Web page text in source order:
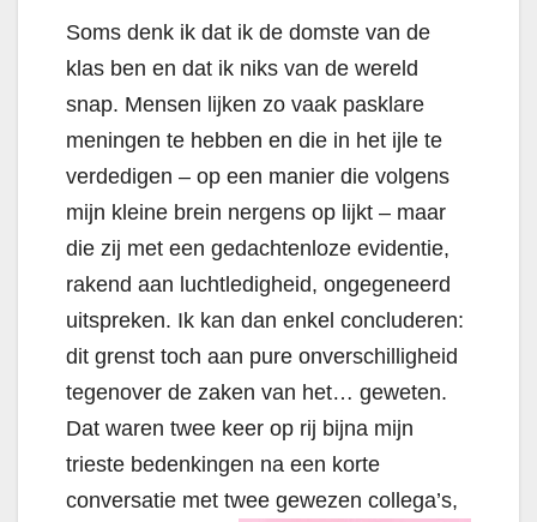
Soms denk ik dat ik de domste van de
klas ben en dat ik niks van de wereld
snap. Mensen lijken zo vaak pasklare
meningen te hebben en die in het ijle te
verdedigen – op een manier die volgens
mijn kleine brein nergens op lijkt – maar
die zij met een gedachtenloze evidentie,
rakend aan luchtledigheid, ongegeneerd
uitspreken. Ik kan dan enkel concluderen:
dit grenst toch aan pure onverschilligheid
tegenover de zaken van het… geweten.
Dat waren twee keer op rij bijna mijn
trieste bedenkingen na een korte
conversatie met twee gewezen collega’s,